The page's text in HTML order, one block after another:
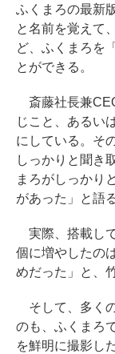
ふくまろの最新
と名前を覚えて
ど、ふくまろを
とができる。
斎藤社長兼
じこと、あるい
にしている。そ
しっかりと聞き
まろがしっかり
があった」と語る
実際、搭載し
個に増やしたの
めだった」と、
そして、多く
のも、ふくまろ
を鮮明に撮影し